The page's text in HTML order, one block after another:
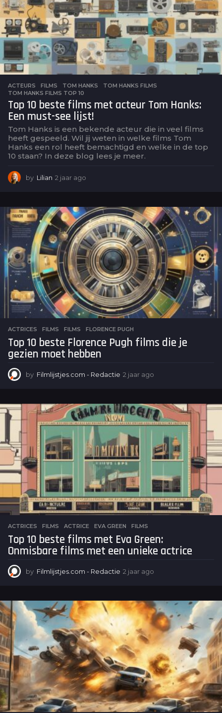
ACTEURS ,FILMS TOM HANKS ,TOM HANKS FILMS
TOM HANKS FILMS TOP 10
Top 10 beste films met acteur Tom Hanks:
Een must-see lijst!
Tom Hanks is een bekende acteur die in veel films
heeft gespeeld. Wil jij weten in welke films Tom
Hanks een rol heeft bemachtigd en welke in de top
10 staan? In deze blog lees je meer.
by Lilian 2 jaar ago
a
r
a
g
o
ACTRICES ,FILMS FILMS ,FLORENCE PUGH
Top 10 beste Florence Pugh films die je
gezien moet hebben
by Filmlijstjes.com - Redactie 2 jaar ago
a
r
a
ACTRICES ,FILMS ACTRICE ,EVA GREEN ,FILMS
Top 10 beste films met Eva Green:
Onmisbare films met een unieke actrice
by Filmlijstjes.com - Redactie 2 jaar ago
a
r
a
g